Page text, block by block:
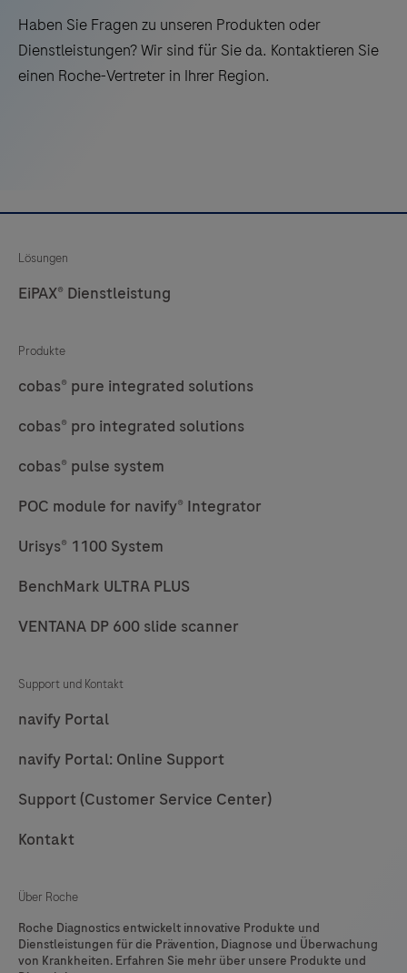
21
22 23
24
25
26 27
28
Haben Sie Fragen zu unseren Produkten oder
Dienstleistungen? Wir sind für Sie da. Kontaktieren Sie
einen Roche-Vertreter in Ihrer Region.
Lösungen
EiPAX® Dienstleistung
Produkte
cobas® pure integrated solutions
cobas® pro integrated solutions
cobas® pulse system
POC module for navify® Integrator
Urisys® 1100 System
BenchMark ULTRA PLUS
VENTANA DP 600 slide scanner
Support und Kontakt
navify Portal
navify Portal: Online Support
Support (Customer Service Center)
Kontakt
Über Roche
Roche Diagnostics entwickelt innovative Produkte und
Dienstleistungen für die Prävention, Diagnose und Überwachung
von Krankheiten. Erfahren Sie mehr über unsere Produkte und